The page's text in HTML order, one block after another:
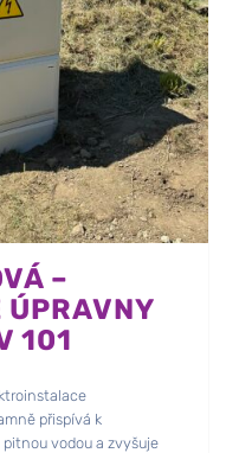
–
101
přispívá k
vodou a zvyšuje